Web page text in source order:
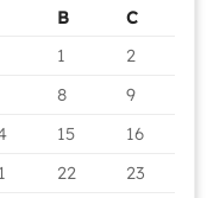
B
C
1
2
8
9
15
16
22
23